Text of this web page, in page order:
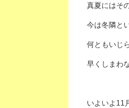
真夏にはそ
今は冬隣と
何ともいじ
早くしまわ
いよいよ11